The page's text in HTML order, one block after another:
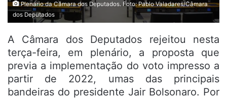
Plenário da Câmara dos Deputados. Foto: Pablo Valadares/Câmara
dos Deputados
A Câmara dos Deputados rejeitou nesta
terça-feira, em plenário, a proposta que
previa a implementação do voto impresso a
partir de 2022, umas das principais
bandeiras do presidente Jair Bolsonaro. Por